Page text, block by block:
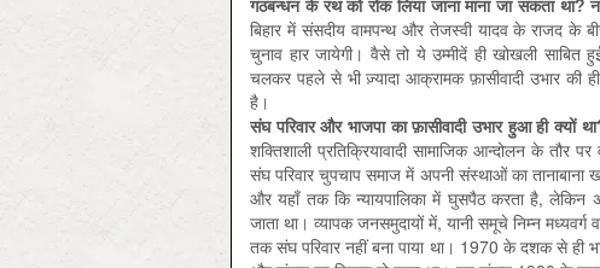
गठबन्धन के रथ को रोक लिया जाना माना जा सकता था?
बिहार में संसदीय वामपन्थ और तेजस्वी यादव के राजद के
चुनाव हार जायेगी। वैसे तो ये उम्मीदें ही खोखली साबित
चलकर पहले से भी ज़्यादा आक्रामक फ़ासीवादी उभार की
है।
संघ परिवार और भाजपा का फ़ासीवादी उभार हुआ ही क्यों
शक्तिशाली प्रतिक्रियावादी सामाजिक आन्दोलन के
संघ परिवार चुपचाप समाज में अपनी संस्थाओं का
और यहाँ तक कि न्यायपालिका में घुसपैठ करता है, लेकिन
जाता था। व्यापक जनसमुदायों में, यानी समूचे निम्न
तक संघ परिवार नहीं बना पाया था। 1970 के दशक से ही